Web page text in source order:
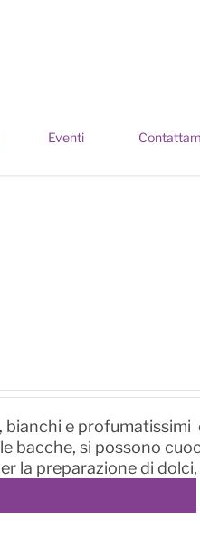
Eventi
e profumatissimi
bacche, si possono
la preparazione di